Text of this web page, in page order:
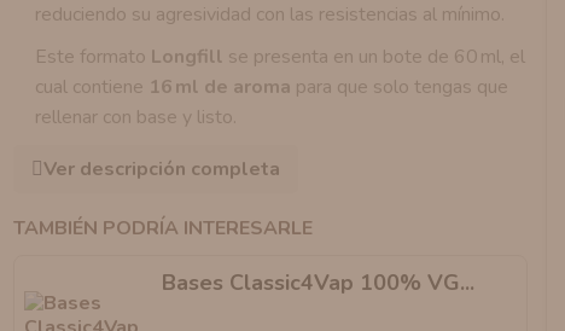
reduciendo su agresividad con las resistencias al mínimo.
Este formato Longfill se presenta en un bote de 60 ml, el
cual contiene 16 ml de aroma para que solo tengas que
rellenar con base y listo.
Ver descripción completa
TAMBIÉN PODRÍA INTERESARLE
Bases Classic4Vap 100% VG...